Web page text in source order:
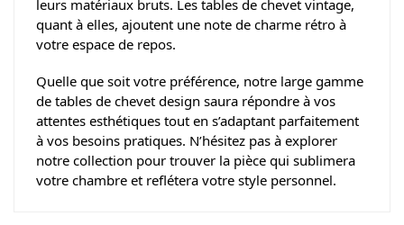
leurs matériaux bruts. Les tables de chevet vintage,
quant à elles, ajoutent une note de charme rétro à
votre espace de repos.
Quelle que soit votre préférence, notre large gamme
de tables de chevet design saura répondre à vos
attentes esthétiques tout en s’adaptant parfaitement
à vos besoins pratiques. N’hésitez pas à explorer
notre collection pour trouver la pièce qui sublimera
votre chambre et reflétera votre style personnel.